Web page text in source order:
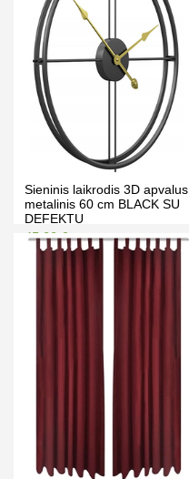
Sieninis laikrodis 3D apvalus
metalinis 60 cm BLACK SU
DEFEKTU
45.00 € 49.50 €